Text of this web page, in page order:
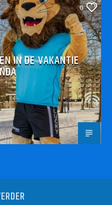
0
IN DE VAKANTIE